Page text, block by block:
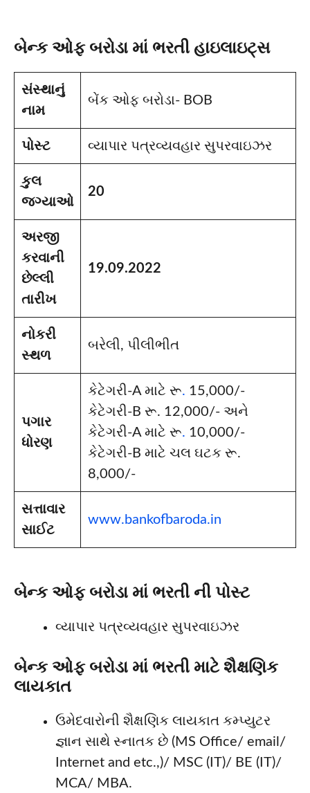
બેન્ક ઓફ બરોડા માં ભરતી હાઇલાઇટ્સ
સંસ્થાનું
નામ
બેંક ઓફ બરોડા- BOB
પોસ્ટ વ્યાપાર પત્રવ્યવહાર સુપરવાઇઝર
કુલ
જગ્યાઓ
20
અરજી
કરવાની
છેલ્લી
તારીખ
19.09.2022
નોકરી
સ્થળ
બરેલી, પીલીભીત
પગાર
ધોરણ
કેટેગરી-A માટે રૂ. 15,000/-
કેટેગરી-B રૂ. 12,000/- અને
કેટેગરી-A માટે રૂ. 10,000/-
કેટેગરી-B માટે ચલ ઘટક રૂ.
8,000/-
સત્તાવાર
સાઈટ
www.bankofbaroda.in
બેન્ક ઓફ બરોડા માં ભરતી ની પોસ્ટ
વ્યાપાર પત્રવ્યવહાર સુપરવાઇઝર
બેન્ક ઓફ બરોડા માં ભરતી માટે શૈક્ષણિક
લાયકાત
ઉમેદવારોની શૈક્ષણિક લાયકાત કમ્પ્યુટર
જ્ઞાન સાથે સ્નાતક છે (MS Office/ email/
Internet and etc.,)/ MSC (IT)/ BE (IT)/
MCA/ MBA.